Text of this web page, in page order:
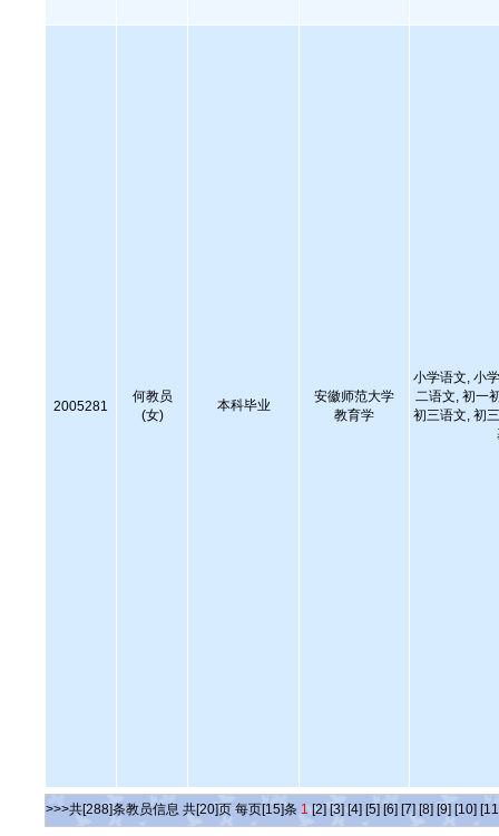
2005281
何教员
(女)
本科毕业
安徽师范大学
教育学
小学语文, 小
二语文, 初一
初三语文, 初
>>>共[288]条教员信息 共[20]页 每页[15]条 1 [2] [3] [4] [5] [6] [7] [8] [9] [10]